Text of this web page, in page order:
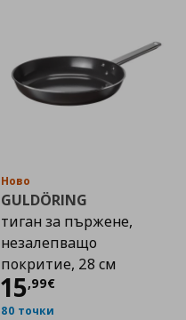
Ново
GULDÖRING
тиган за пържене,
незалепващо
покритие, 28 см
15,99€
Цена
80 точки